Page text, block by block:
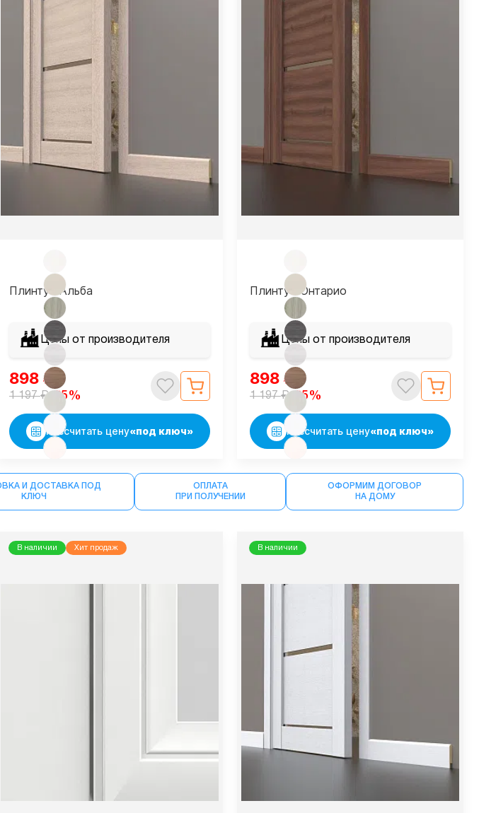
Плинтус Альба
Цены от производителя
898 ₽
1 197₽-25%
Рассчитать цену«под ключ»
Плинтус Онтарио
Цены от производителя
898 ₽
1 197₽-25%
Рассчитать цену«под ключ»
И ДОСТАВКА ПОД
КЛЮЧ
ОПЛАТА
ПРИ ПОЛУЧЕНИИ
ОФОРМИМ ДОГОВОР
НА ДОМУ
В наличии Хит продаж В наличии